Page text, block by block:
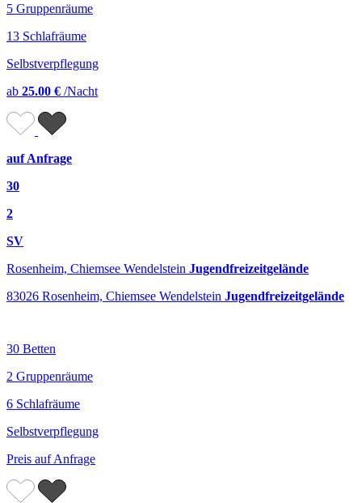
5 Gruppenräume
13 Schlafräume
Selbstverpflegung
ab 25.00 € /Nacht
auf Anfrage
30
2
SV
Rosenheim, Chiemsee Wendelstein Jugendfreizeitgelände
83026 Rosenheim, Chiemsee Wendelstein Jugendfreizeitgelände
30 Betten
2 Gruppenräume
6 Schlafräume
Selbstverpflegung
Preis auf Anfrage